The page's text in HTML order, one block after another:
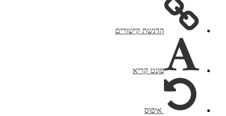
הדגשת קישורים
פונט קריא
איפוס